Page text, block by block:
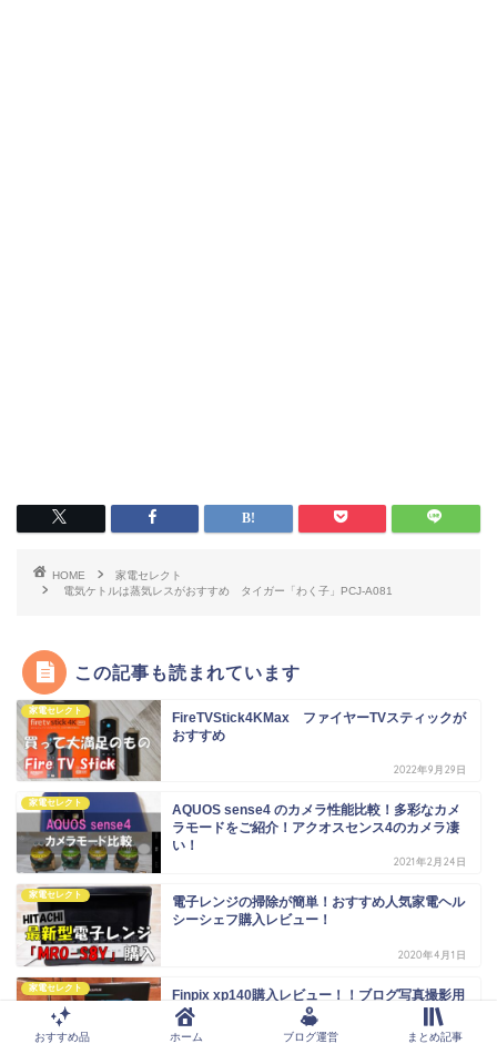
HOME
家電セレクト
電気ケトルは蒸気レスがおすすめ タイガー「わく子」PCJ-A081
この記事も読まれています
家電セレクト
FireTVStick4KMax ファイヤーTVスティックが
おすすめ
2022年9月29日
家電セレクト
AQUOS sense4 のカメラ性能比較！多彩なカメ
ラモードをご紹介！アクオスセンス4のカメラ凄
い！
2021年2月24日
家電セレクト
電子レンジの掃除が簡単！おすすめ人気家電ヘル
シーシェフ購入レビュー！
2020年4月1日
家電セレクト
Finpix xp140購入レビュー！！ブログ写真撮影用
にコンデジ購入！
2020年4月20日
おすすめ品 ホーム ブログ運営 まとめ記事